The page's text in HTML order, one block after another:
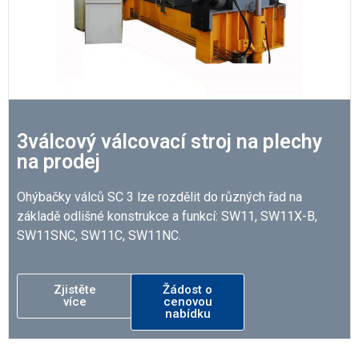
3válcový válcovací stroj na plechy
na prodej
Ohýbačky válců SC 3 lze rozdělit do různých řad na
základě odlišné konstrukce a funkcí: SW11, SW11X-B,
SW11SNC, SW11C, SW11NC.
Zjistěte
více
Žádost o
cenovou
nabídku